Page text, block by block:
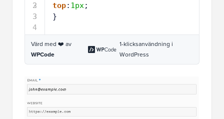
2
3
3
3
4
top: 1px;
}
Värd med ❤️ av
WPCode
1-klicksanvändning i
WordPress